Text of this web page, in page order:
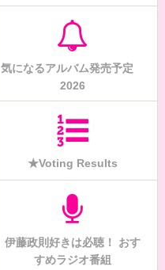
気になるアルバム発売予定
2026
★Voting Results
伊藤政則好きは必聴！ おす
すめラジオ番組